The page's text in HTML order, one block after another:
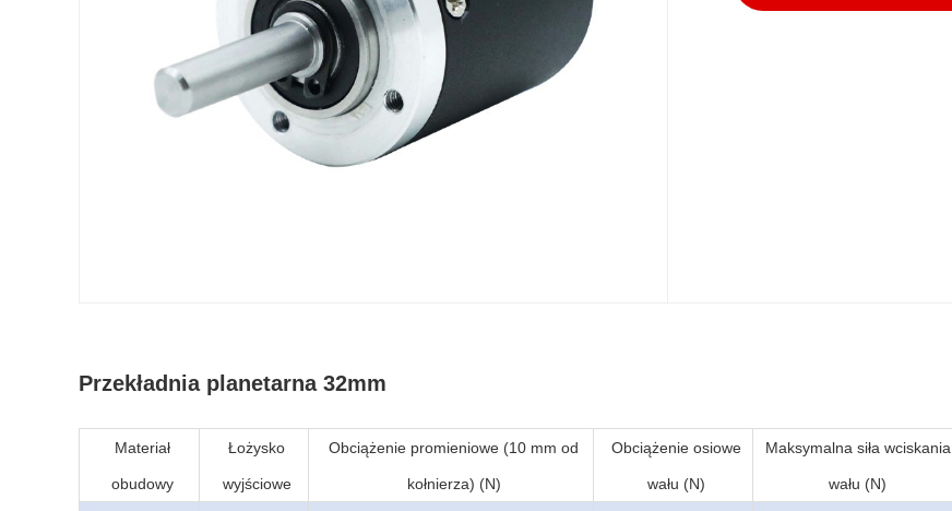
Przekładnia planetarna 32mm
Materiał
obudowy
Łożysko
wyjściowe
Obciążenie promieniowe (10 mm od
kołnierza) (N)
Obciążenie osiowe
wału (N)
Maksymalna siła wciskania
wału (N)